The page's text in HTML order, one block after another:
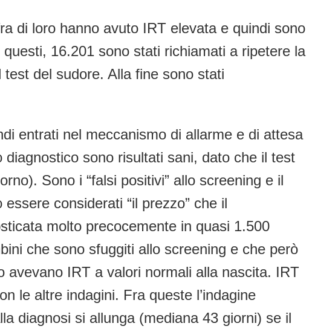
di loro hanno avuto IRT elevata e quindi sono
16.201 sono stati richiamati a ripetere la
del sudore. Alla fine sono stati
entrati nel meccanismo di allarme e di attesa
sono risultati sani, dato che il test
Sono i “falsi positivi” allo screening e il
considerati “il prezzo” che il
molto precocemente in quasi 1.500
che sono sfuggiti allo screening e che però
IRT a valori normali alla nascita. IRT
le altre indagini. Fra queste l’indagine
diagnosi si allunga (mediana 43 giorni) se il